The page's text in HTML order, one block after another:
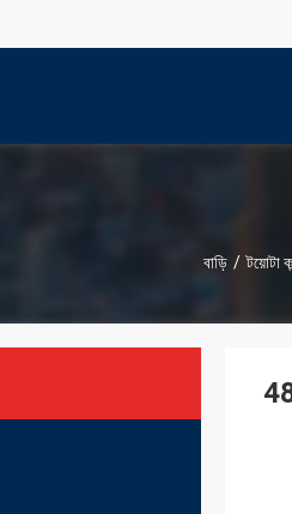
বাড়ি / টয়োটা